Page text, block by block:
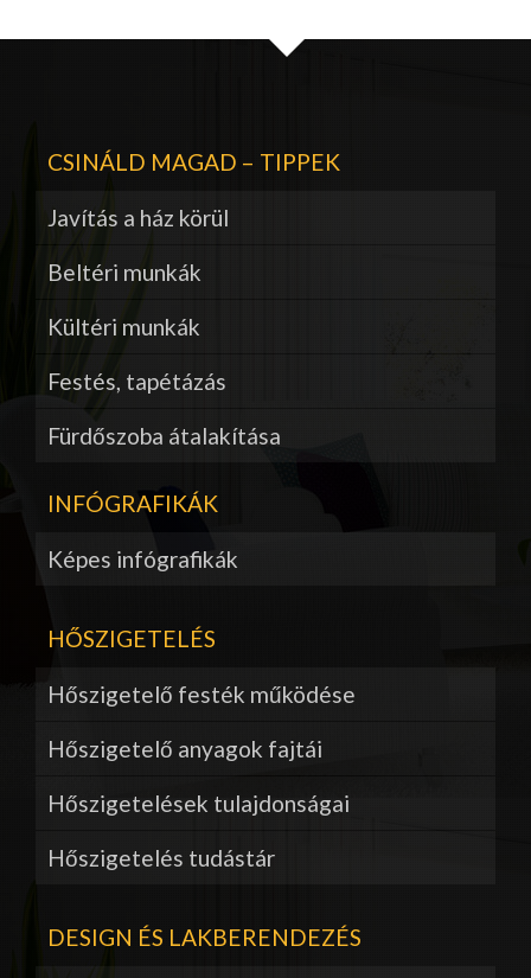
CSINÁLD MAGAD – TIPPEK
Javítás a ház körül
Beltéri munkák
Kültéri munkák
Festés, tapétázás
Fürdőszoba átalakítása
INFÓGRAFIKÁK
Képes infógrafikák
HŐSZIGETELÉS
Hőszigetelő festék működése
Hőszigetelő anyagok fajtái
Hőszigetelések tulajdonságai
Hőszigetelés tudástár
DESIGN ÉS LAKBERENDEZÉS